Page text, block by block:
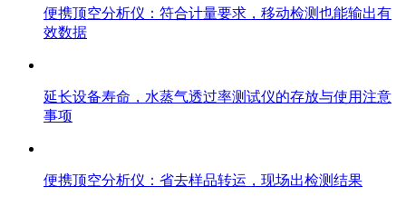
便携顶空分析仪：符合计量要求，移动检测也能输出有
效数据
延长设备寿命，水蒸气透过率测试仪的存放与使用注意
事项
便携顶空分析仪：省去样品转运，现场出检测结果